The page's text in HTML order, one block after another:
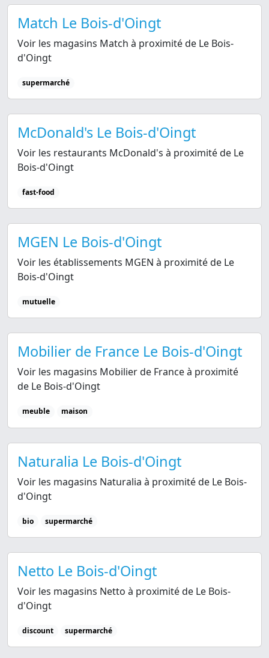
Match Le Bois-d'Oingt
Voir les magasins Match à proximité de Le Bois-
d'Oingt
supermarché
McDonald's Le Bois-d'Oingt
Voir les restaurants McDonald's à proximité de Le
Bois-d'Oingt
fast-food
MGEN Le Bois-d'Oingt
Voir les établissements MGEN à proximité de Le
Bois-d'Oingt
mutuelle
Mobilier de France Le Bois-d'Oingt
Voir les magasins Mobilier de France à proximité
de Le Bois-d'Oingt
meuble maison
Naturalia Le Bois-d'Oingt
Voir les magasins Naturalia à proximité de Le Bois-
d'Oingt
bio supermarché
Netto Le Bois-d'Oingt
Voir les magasins Netto à proximité de Le Bois-
d'Oingt
discount supermarché